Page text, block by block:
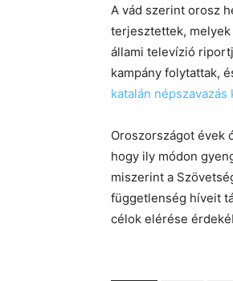
A vád szerint orosz
terjesztettek,
állami televízió
kampány folytattak,
katalán népszavazás
Oroszországot évek
hogy ily módon
miszerint a
függetlenség híveit
célok elérése